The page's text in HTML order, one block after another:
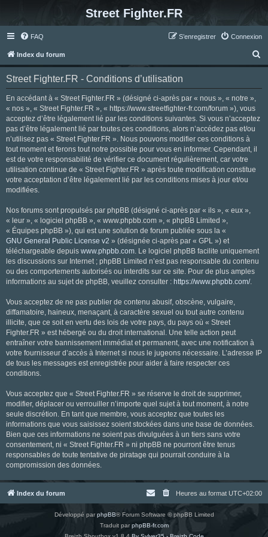
Street Fighter.FR
FAQ Connexion
S’enregistrer
Index du forum
e
Street Fighter.FR - Conditions d’utilisation
En accédant à « Street Fighter.FR » (désigné ci-après par « nous », « notre »,
« nos », « Street Fighter.FR », « https://www.streetfighter-fr.com/forum »), vous
acceptez d’être légalement lié par les conditions suivantes. Si vous n’acceptez
pas d’être légalement lié par toutes ces conditions, alors n’accédez pas et/ou
n’utilisez pas « Street Fighter.FR ». Nous pouvons modifier ces conditions à
tout moment et ferons tout notre possible pour vous en informer. Cependant, il
est de votre responsabilité de vérifier ce document régulièrement, car votre
utilisation continue de « Street Fighter.FR » après toute modification constitue
votre acceptation d’être légalement lié par les conditions mises à jour et/ou
modifiées.
Nos forums sont propulsés par phpBB (désigné ci-après par « ils », « eux »,
« leur », « logiciel phpBB », « www.phpbb.com », « phpBB Limited »,
« Équipes phpBB »), qui est une solution de forum publiée sous la «
GNU General Public License v2 » (désignée ci-après par « GPL ») et
téléchargeable depuis www.phpbb.com. Le logiciel phpBB facilite uniquement
les discussions sur Internet ; phpBB Limited n’est pas responsable du contenu
ou des comportements autorisés ou interdits sur ce site. Pour de plus amples
informations au sujet de phpBB, veuillez consulter : https://www.phpbb.com/.
Vous acceptez de ne pas publier de contenu abusif, obscène, vulgaire,
diffamatoire, haineux, menaçant, à caractère sexuel ou tout autre contenu
illicite, que ce soit en vertu des lois de votre pays, du pays où « Street
Fighter.FR » est hébergé ou du droit international. Une telle action peut
entraîner votre bannissement immédiat et permanent, avec une notification à
votre fournisseur d’accès à Internet si nous le jugeons nécessaire. L’adresse IP
de tous les messages est enregistrée pour aider à faire respecter ces
conditions.
Vous acceptez que « Street Fighter.FR » se réserve le droit de supprimer,
modifier, déplacer ou verrouiller n’importe quel sujet à tout moment, à notre
seule discrétion. En tant que membre, vous acceptez que toutes les
informations que vous saisissez soient stockées dans une base de données.
Bien que ces informations ne soient pas divulguées à un tiers sans votre
consentement, ni « Street Fighter.FR » ni phpBB ne pourront être tenus
responsables de toute tentative de piratage qui pourrait conduire à la
compromission des données.
Index du forum Heures au format UTC+02:00
Développé parphpBB® Forum Software © phpBB Limited
Traduit parphpBB-fr.com